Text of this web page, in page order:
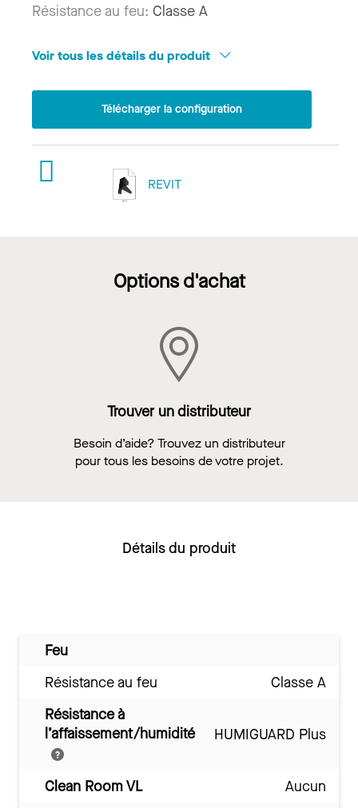
Résistance au feu: Classe A
Voir tous les détails du produit
Télécharger la configuration
REVIT
Options d'achat
Trouver un distributeur
Besoin d’aide? Trouvez un distributeur
pour tous les besoins de votre projet.
Détails du produit
Feu
Résistance au feu
Classe A
Résistance à
l’affaissement/humidité
HUMIGUARD Plus
Clean Room VL
Aucun